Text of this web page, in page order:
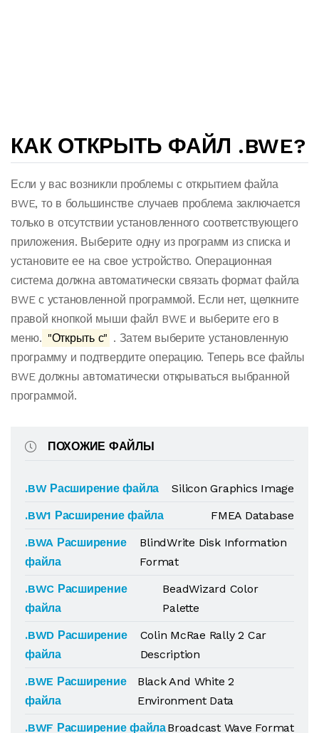
КАК ОТКРЫТЬ ФАЙЛ .BWE?
Если у вас возникли проблемы с открытием файла
BWE, то в большинстве случаев проблема заключается
только в отсутствии установленного соответствующего
приложения. Выберите одну из программ из списка и
установите ее на свое устройство. Операционная
система должна автоматически связать формат файла
BWE с установленной программой. Если нет, щелкните
правой кнопкой мыши файл BWE и выберите его в
меню. "Открыть с" . Затем выберите установленную
программу и подтвердите операцию. Теперь все файлы
BWE должны автоматически открываться выбранной
программой.
ПОХОЖИЕ ФАЙЛЫ
.BW Расширение файла
Silicon Graphics Image
.BW1 Расширение файла
FMEA Database
.BWA Расширение
файла
BlindWrite Disk Information
Format
.BWC Расширение
файла
BeadWizard Color
Palette
.BWD Расширение
файла
Colin McRae Rally 2 Car
Description
.BWE Расширение
файла
Black And White 2
Environment Data
.BWF Расширение файлаBroadcast Wave Format